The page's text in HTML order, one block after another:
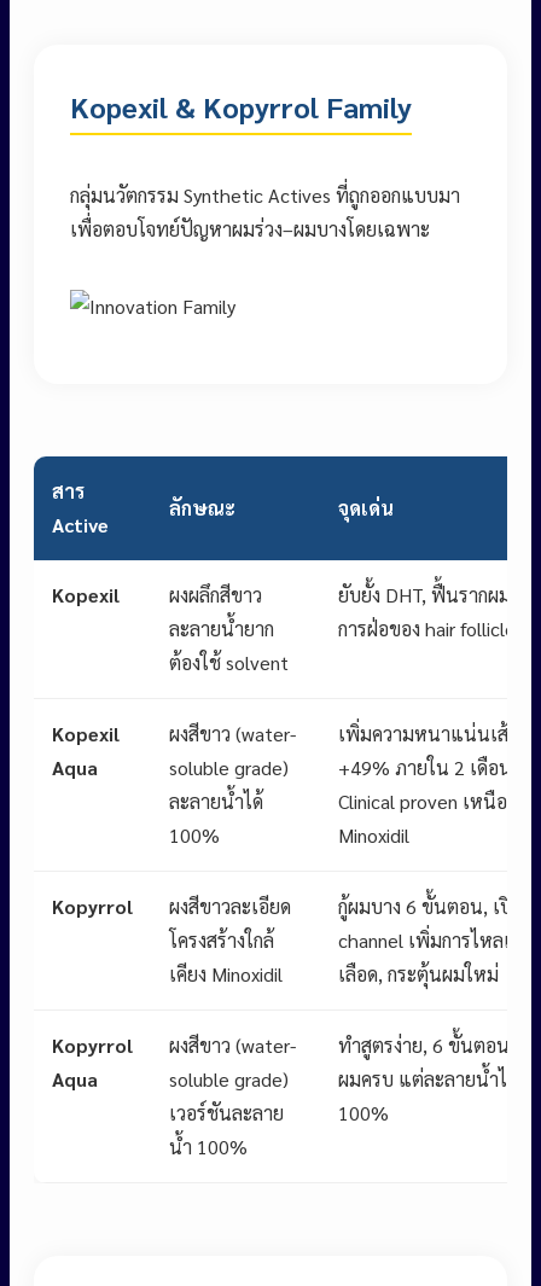
Kopexil & Kopyrrol Family
กลุ่มนวัตกรรม Synthetic Actives ที่ถูกออกแบบมา
เพื่อตอบโจทย์ปัญหาผมร่วง–ผมบางโดยเฉพาะ
สาร
Active
ลักษณะ จุดเด่น
Kopexil
ผงผลึกสีขาว
ละลายน้ำยาก
ต้องใช้ solvent
ยับยั้ง DHT, ฟื้นรากผม, ลด
การฝ่อของ hair follicle
Kopexil
Aqua
ผงสีขาว (water-
soluble grade)
ละลายน้ำได้
100%
เพิ่มความหนาแน่นเส้นผ
+49% ภายใน 2 เดือน,
Clinical proven เหนือกว่า
Minoxidil
Kopyrrol
ผงสีขาวละเอียด
โครงสร้างใกล้
เคียง Minoxidil
กู้ผมบาง 6 ขั้นตอน, เปิด
channel เพิ่มการไหลเวีย
เลือด, กระตุ้นผมใหม่
Kopyrrol
Aqua
ผงสีขาว (water-
soluble grade)
เวอร์ชันละลาย
น้ำ 100%
ทำสูตรง่าย, 6 ขั้นตอนกู้ร
ผมครบ แต่ละลายน้ำได้
100%